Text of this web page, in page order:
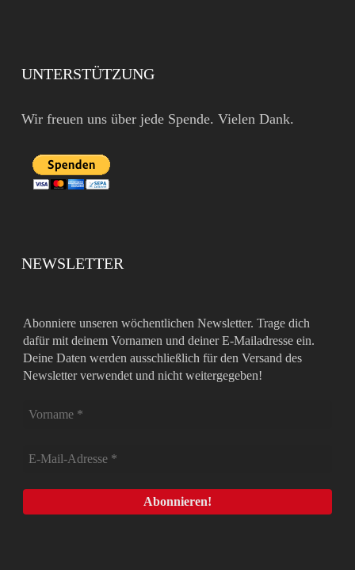
UNTERSTÜTZUNG
Wir freuen uns über jede Spende. Vielen Dank.
NEWSLETTER
Abonniere unseren wöchentlichen Newsletter. Trage dich
dafür mit deinem Vornamen und deiner E-Mailadresse ein.
Deine Daten werden ausschließlich für den Versand des
Newsletter verwendet und nicht weitergegeben!